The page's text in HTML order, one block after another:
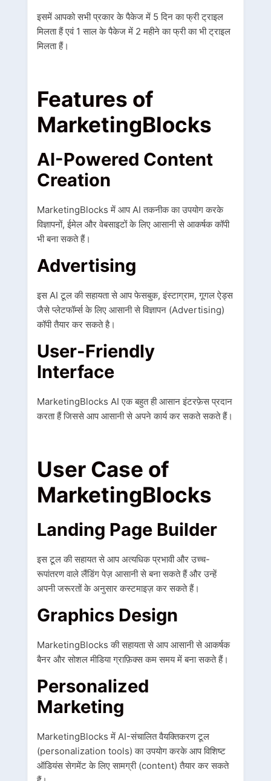
इसमें आपको सभी प्रकार के पैकेज में 5 दिन का फ्री ट्राइल
मिलता हैं एवं 1 साल के पैकेज में 2 महीने का फ्री का भी ट्राइल
मिलता हैं।
Features of
MarketingBlocks
AI-Powered Content
Creation
MarketingBlocks में आप AI तकनीक का उपयोग करके
विज्ञापनों, ईमेल और वेबसाइटों के लिए आसानी से आकर्षक कॉपी
भी बना सकते हैं।
Advertising
इस AI टूल की सहायता से आप फेसबुक, इंस्टाग्राम, गूगल ऐड्स
जैसे प्लेटफॉर्म्स के लिए आसानी से विज्ञापन (Advertising)
कॉपी तैयार कर सकते है।
User-Friendly
Interface
MarketingBlocks AI एक बहुत ही आसान इंटरफ़ेस प्रदान
करता हैं जिससे आप आसानी से अपने कार्य कर सकते सकते हैं।
User Case of
MarketingBlocks
Landing Page Builder
इस टूल की सहायत से आप अत्यधिक प्रभावी और उच्च-
रूपांतरण वाले लैंडिंग पेज़ आसानी से बना सकते हैं और उन्हें
अपनी जरूरतों के अनुसार कस्टमाइज़ कर सकते हैं।
Graphics Design
MarketingBlocks की सहायता से आप आसानी से आकर्षक
बैनर और सोशल मीडिया ग्राफ़िक्स कम समय में बना सकते हैं।
Personalized
Marketing
MarketingBlocks में AI-संचालित वैयक्तिकरण टूल
(personalization tools) का उपयोग करके आप विशिष्ट
ऑडियंस सेगमेंट के लिए सामग्री (content) तैयार कर सकते